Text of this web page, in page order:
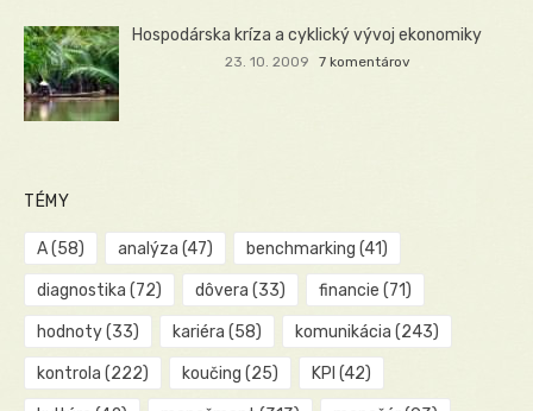
Hospodárska kríza a cyklický vývoj ekonomiky
23. 10. 2009 7 komentárov
TÉMY
A(58) analýza (47) benchmarking (41)
diagnostika (72) dôvera (33) financie (71)
hodnoty(33) kariéra (58) komunikácia (243)
kontrola (222) koučing (25) KPI (42)